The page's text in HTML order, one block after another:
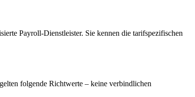
Payroll-Dienstleister. Sie kennen die tarifspezifischen
folgende Richtwerte – keine verbindlichen